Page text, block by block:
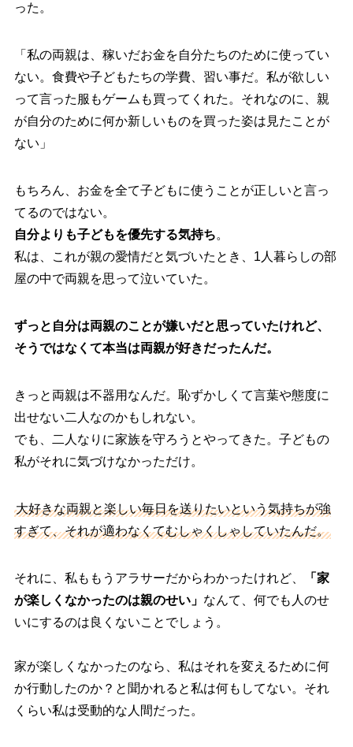
った。
「私の両親は、稼いだお金を自分たちのために使ってい
ない。食費や子どもたちの学費、習い事だ。私が欲しい
って言った服もゲームも買ってくれた。それなのに、親
が自分のために何か新しいものを買った姿は見たことが
ない」
もちろん、お金を全て子どもに使うことが正しいと言っ
てるのではない。
自分よりも子どもを優先する気持ち。
私は、これが親の愛情だと気づいたとき、1人暮らしの部
屋の中で両親を思って泣いていた。
ずっと自分は両親のことが嫌いだと思っていたけれど、
そうではなくて本当は両親が好きだったんだ。
きっと両親は不器用なんだ。恥ずかしくて言葉や態度に
出せない二人なのかもしれない。
でも、二人なりに家族を守ろうとやってきた。子どもの
私がそれに気づけなかっただけ。
大好きな両親と楽しい毎日を送りたいという気持ちが強
すぎて、それが適わなくてむしゃくしゃしていたんだ。
それに、私ももうアラサーだからわかったけれど、
「家
が楽しくなかったのは親のせい」 なんて、何でも人のせ
いにするのは良くないことでしょう。
家が楽しくなかったのなら、私はそれを変えるために何
か行動したのか？と聞かれると私は何もしてない。それ
くらい私は受動的な人間だった。